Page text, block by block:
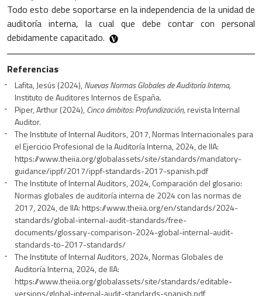
Todo esto debe soportarse en la independencia de la unidad de
auditoría interna, la cual que debe contar con personal
debidamente capacitado.
Referencias
Lafita, Jesús (2024),Nuevas Normas Globales de Auditoría Interna,
Instituto de Auditores Internos de España.
Piper, Arthur (2024),Cinco ámbitos: Profundización,revista Internal
Auditor.
The Institute of Internal Auditors, 2017, Normas Internacionales para
el Ejercicio Profesional de la Auditoría Interna, 2024, de IIA:
https://www.theiia.org/globalassets/site/standards/mandatory-
guidance/ippf/2017/ippf-standards-2017-spanish.pdf
The Institute of Internal Auditors, 2024, Comparación del glosario:
Normas globales de auditoría interna de 2024 con las normas de
2017, 2024, de IIA: https://www.theiia.org/en/standards/2024-
standards/global-internal-audit-standards/free-
documents/glossary-comparison-2024-global-internal-audit-
standards-to-2017-standards/
The Institute of Internal Auditors, 2024, Normas Globales de
Auditoría Interna, 2024, de IIA:
https://www.theiia.org/globalassets/site/standards/editable-